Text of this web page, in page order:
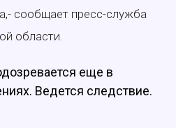
сообщает пресс-служба
области.
еще в
Ведется следствие.